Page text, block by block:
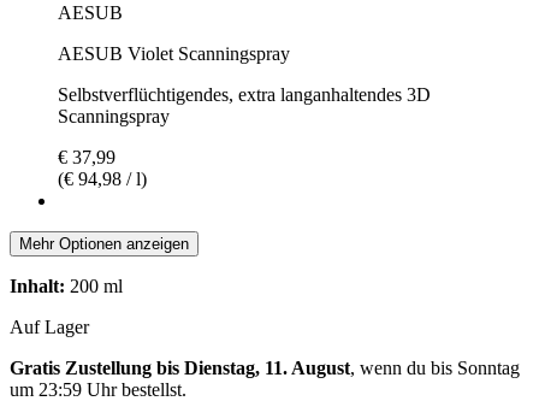
AESUB
AESUB Violet Scanningspray
Selbstverflüchtigendes, extra langanhaltendes 3D
Scanningspray
€ 37,99
(€ 94,98 / l)
Mehr Optionen anzeigen
Inhalt: 200 ml
Auf Lager
Gratis Zustellung bis Dienstag, 11. August, wenn du bis Sonntag
um 23:59 Uhrbestellst.